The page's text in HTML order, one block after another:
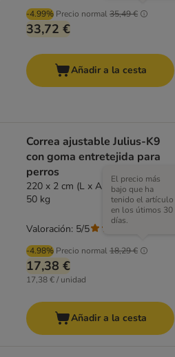
-4.99% Precio normal35,49 €
33,72 €
Añadir a la cesta
Correa ajustable Julius-K9
con goma entretejida para
perros
220 x 2 cm (L x An), hasta máx.
50 kg
-4.98% Precio normal18,29 €
El precio más
bajo que ha
tenido el artículo
en los útimos 30
días.
17,38 €
17,38 € / unidad
Valoración: 5/5
Añadir a la cesta